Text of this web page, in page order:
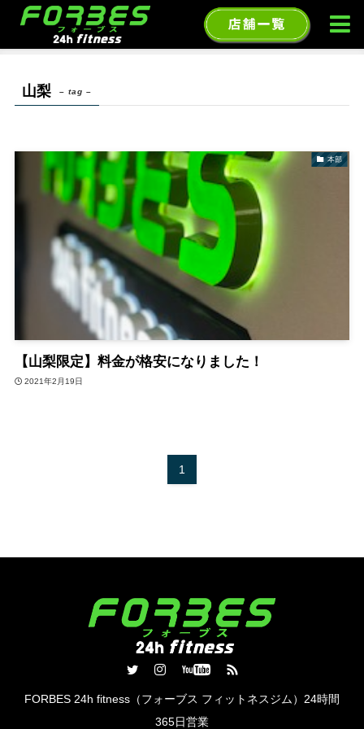
ホーム 山梨
山梨 – tag –
本部
【山梨限定】料金が格安になりました！
2021年2月19日
1
FORBES 24h fitness（フォーブス フィットネスジム）24時間
365日営業